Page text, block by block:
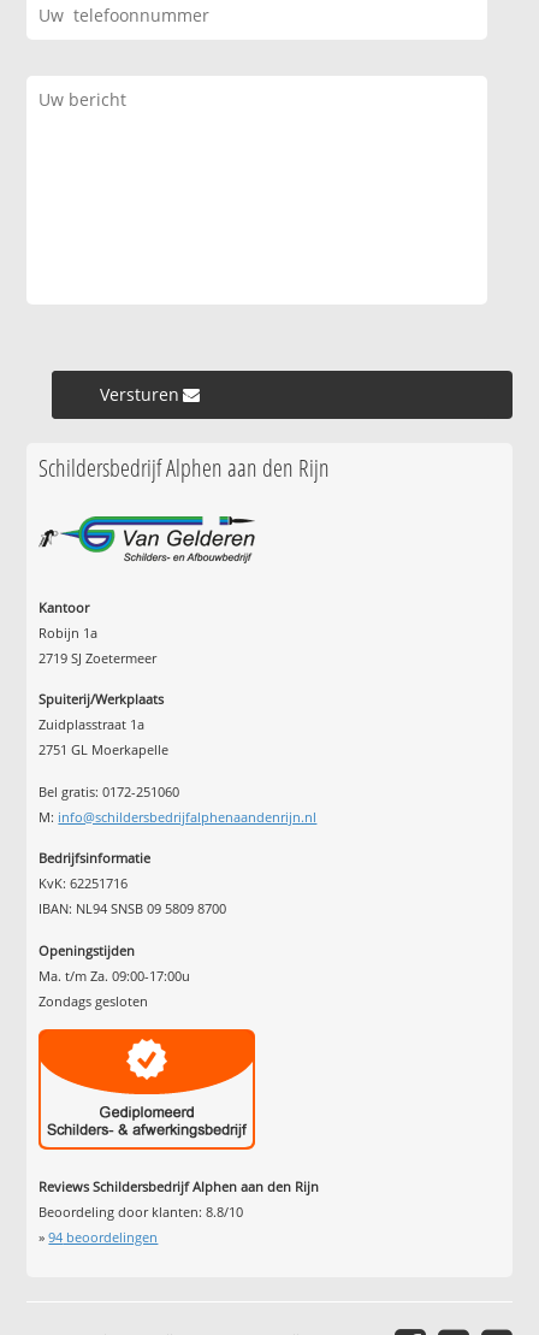
Versturen »
Schildersbedrijf Alphen aan den Rijn
Kantoor
Robijn 1a
2719 SJ Zoetermeer
Spuiterij/Werkplaats
Zuidplasstraat 1a
2751 GL Moerkapelle
Bel gratis: 0172-251060
M: info@schildersbedrijfalphenaandenrijn.nl
Bedrijfsinformatie
KvK: 62251716
IBAN: NL94 SNSB 09 5809 8700
Openingstijden
Ma. t/m Za. 09:00-17:00u
Zondags gesloten
Reviews Schildersbedrijf Alphen aan den Rijn
Beoordeling door klanten:8.8/10
»94 beoordelingen